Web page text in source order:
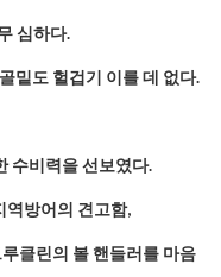
심하다.
밑도 헐겁기 이를 데 없다.
수비력을 선보였다.
역방어의 견고함,
클린의 볼 핸들러를 마음